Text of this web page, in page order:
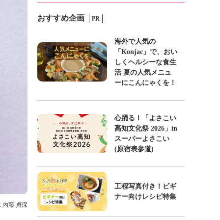
内藤 貞保
おすすめ企画 PR
海外で人気の
「Konjac」で、おい
しくヘルシーな食生
活 夏の人気メニュ
ーにこんにゃくを！
心踊る！「よさこい
高知文化祭 2026」in
スーパーよさこい
(原宿表参道)
工程写真付き！ビギ
ナー向けレシピ特集